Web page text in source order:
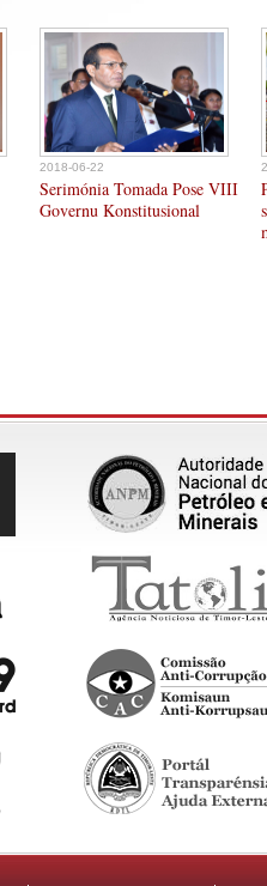
2018-06-22
Serimónia Tomada Pose VIII
Governu Konstitusional